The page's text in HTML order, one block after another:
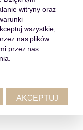
gdy wynajmujący
przeglądów
się rynek
którzy znajdą
witryny oraz
wszystkie,
nas plików
przez nas
AKCEPTUJ